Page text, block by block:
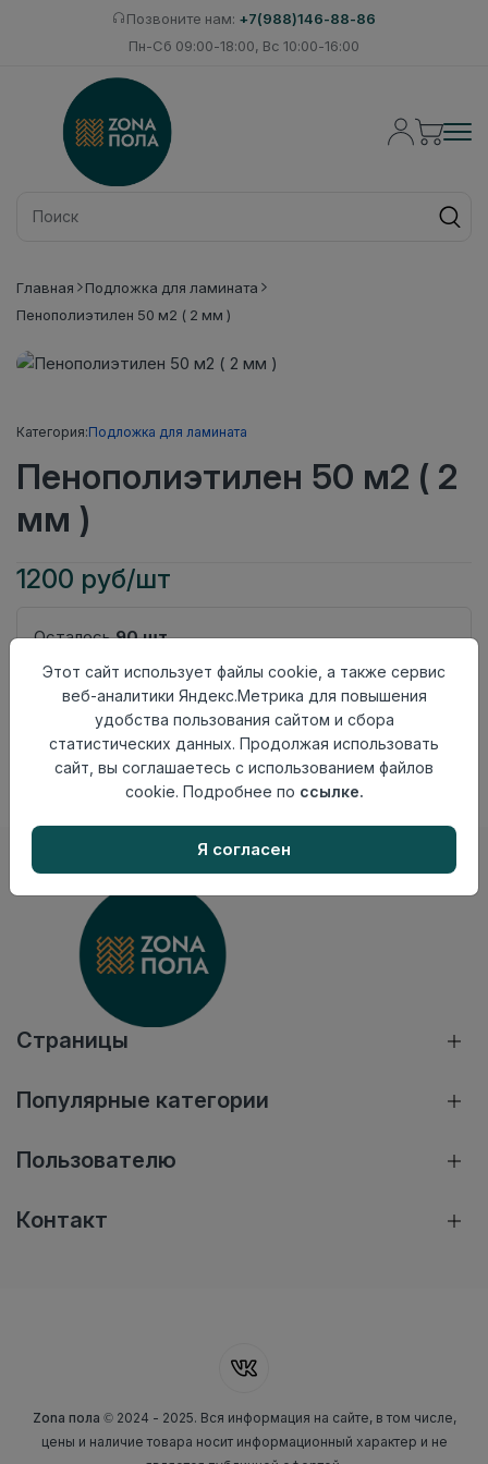
Позвоните нам: +7(988)146-88-86
Пн-Сб 09:00-18:00, Вс 10:00-16:00
Главная
Подложка для ламината
Пенополиэтилен 50 м2 ( 2 мм )
Категория:Подложка для ламината
Пенополиэтилен 50 м2 ( 2
мм )
1200 руб/шт
Осталось90 шт
Добавить в корзину
Внимание! Внешний вид товара может отличаться от
представленного на настоящем сайте. Проверяйте
наличие необходимых характеристик и комплектации
в момент приобретения товара.
Страницы
Популярные категории
Пользователю
Контакт
Zona пола © 2024 - 2025. Вся информация на сайте, в том числе,
цены и наличие товара носит информационный характер и не
Этот сайт использует файлы cookie, а также сервис
веб-аналитики Яндекс.Метрика для повышения
удобства пользования сайтом и сбора
статистических данных. Продолжая использовать
сайт, вы соглашаетесь с использованием файлов
cookie. Подробнее по ссылке.
Я согласен